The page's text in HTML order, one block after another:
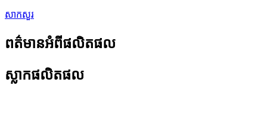
សាកសួរ
ពត៌មានអំពីផលិតផល
ស្លាកផលិតផល